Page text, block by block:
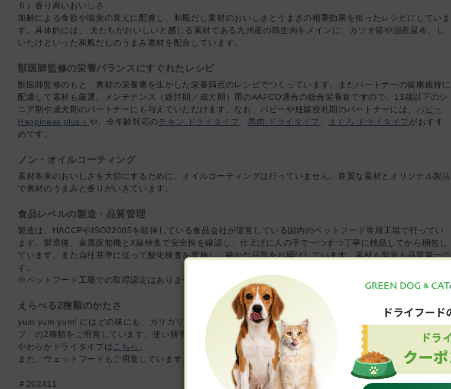
６）香り高いおいしさ
加齢による食欲や嗅覚の衰えに配慮し、和風だし素材のおいしさとうまきの相乗効果を狙ったレシピにしていま
す。具体的には、 犬たちがおいしいと感じる素材である九州産の鶏生肉をメインに、カツオ節や国産昆布、し
いたけといった和風だしのうまみ素材を配合しています。
獣医師監修の栄養バランスにすぐれたレシピ
獣医師監修のもと、素材の栄養素を生かした栄養満点のレシピでつくっています。またパートナーの健康維持に
配慮して素材も厳選。メンテナンス（維持期／成犬期）用のAAFCO適合の総合栄養食ですので、13歳以下のシ
ニア期や成犬期のパートナーにも与えていただけます。なお、パピーや妊娠授乳期のパートナーには、 パピー
Happiness plus＋ や、全年齢対応のチキン ドライタイプ 馬肉 ドライタイプ まぐろ ドライタイプがおすす
めです。
ノン・オイルコーティング
素材本来のおいしさを大切にするために、オイルコーティングは行っていません。良質な素材とオリジナル製法
で素材のうまみと香りがいきています。
食品レベルの製造・品質管理
製造は、HACCPやISO22005を取得している食品会社が運営している国内のペットフード専用工場で行ってい
ます。製造後、金属探知機とX線検査で安全性を確認し、仕上げに人の手で一つずつ丁寧に検品してから梱包し
ています。また自社基準に従って酸化検査を実施し、確かな品質をお届けしています。素材も製造も品質第一で
す。
※ペットフード工場での取得認定はありません。
えらべる2種類のかたさ
yum yum yum! にはどの味にも、カリカリ食感の「ドライタイプ」としっとりソフトな「やわらかドライタイ
プ」の2種類をご用意しています。使い勝手やパートナーの好みにあわせてお選びください。
やわらかドライタイプは こちら
また、ウェットフードもご用意しています。ウェットフードは こちら。
＃202411